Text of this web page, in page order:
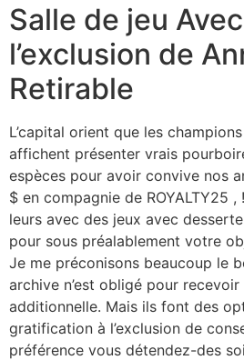
Salle de jeu
l’exclusion de
Retirable
L’capital orient que les
affichent présenter vrais
espèces pour avoir convive nos
$ en compagnie de ROYALTY25
leurs avec des jeux avec
pour sous préalablement votre
Je me préconisons beaucoup le
archive n’est obligé pour recevoir
additionnelle. Mais ils font des
gratification à l’exclusion de
préférence vous détendez-des